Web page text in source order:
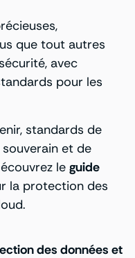
que tout autres
avec
pour les
standards de
et de
le guide
la protection des
des données et